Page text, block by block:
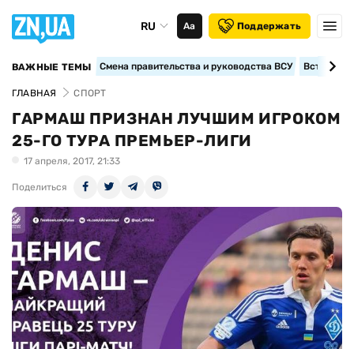
RU Аа Поддержать
ВАЖНЫЕ ТЕМЫ Смена правительства и руководства ВСУ
ГЛАВНАЯ СПОРТ
ГАРМАШ ПРИЗНАН ЛУЧШИМ ИГРОКОМ
25-ГО ТУРА ПРЕМЬЕР-ЛИГИ
17 апреля, 2017, 21:33
Поделиться